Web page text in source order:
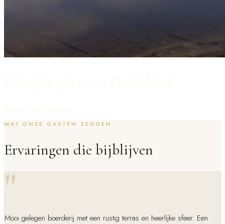
WAT ONZE GASTEN ZEGGEN
Ervaringen die bijblijven
"
Mooi gelegen boerderij met een rustig terras en heerlijke sfeer. Een